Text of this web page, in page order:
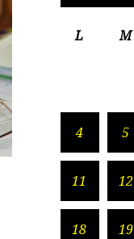
L M
4 5
11 12
18 19